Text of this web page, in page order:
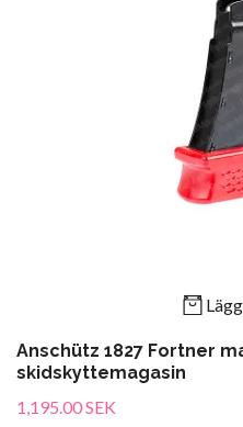
Anschütz 1827 Fortner
skidskyttemagasin
1,195.00 SEK